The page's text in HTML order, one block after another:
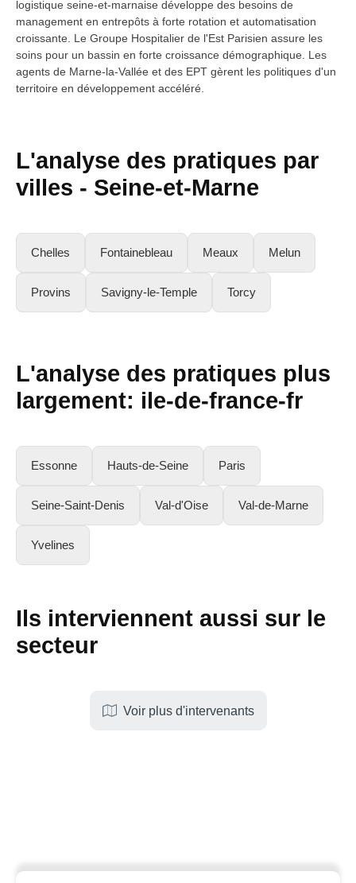
logistique seine-et-marnaise développe des besoins de
management en entrepôts à forte rotation et automatisation
croissante. Le Groupe Hospitalier de l'Est Parisien assure les
soins pour un bassin en forte croissance démographique. Les
agents de Marne-la-Vallée et des EPT gèrent les politiques d'un
territoire en développement accéléré.
L'analyse des pratiques par
villes - Seine-et-Marne
Chelles Fontainebleau Meaux Melun
Provins Savigny-le-Temple Torcy
L'analyse des pratiques plus
largement: ile-de-france-fr
Essonne Hauts-de-Seine Paris
Seine-Saint-Denis Val-d'Oise Val-de-Marne
Yvelines
Ils interviennent aussi sur le
secteur
Voir plus d'intervenants